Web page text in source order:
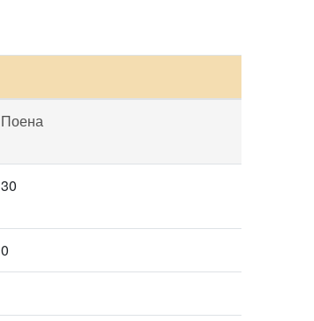
Поена
30
0